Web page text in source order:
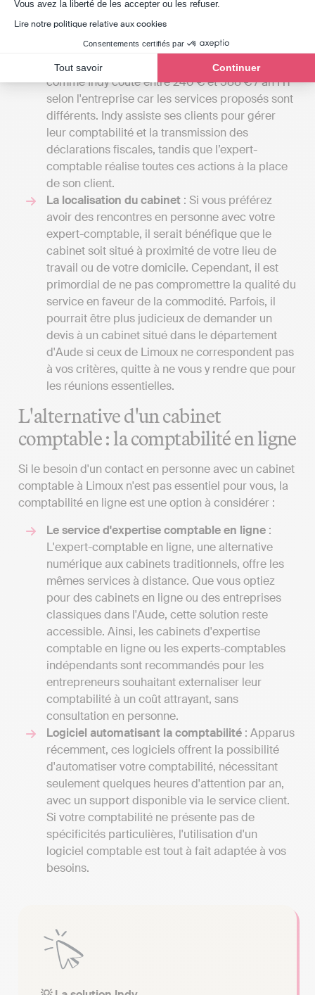
Vous avez la liberté de les accepter ou les refuser.
Lire notre politique relative aux cookies
Consentements certifiés par
Tout savoir Continuer
élaborée, y compris la gestion de la paie ou
l'élaboration de budgets prévisionnels. À
l'inverse, une solution de comptabilité en ligne
comme Indy coûte entre 240 € et 588 € / an HT
selon l'entreprise car les services proposés sont
différents. Indy assiste ses clients pour gérer
leur comptabilité et la transmission des
déclarations fiscales, tandis que l’expert-
comptable réalise toutes ces actions à la place
de son client.
La localisation du cabinet : Si vous préférez
avoir des rencontres en personne avec votre
expert-comptable, il serait bénéfique que le
cabinet soit situé à proximité de votre lieu de
travail ou de votre domicile. Cependant, il est
primordial de ne pas compromettre la qualité du
service en faveur de la commodité. Parfois, il
pourrait être plus judicieux de demander un
devis à un cabinet situé dans le département
d'Aude si ceux de Limoux ne correspondent pas
à vos critères, quitte à ne vous y rendre que pour
les réunions essentielles.
L'alternative d'un cabinet
comptable : la comptabilité en ligne
Si le besoin d'un contact en personne avec un cabinet
comptable à Limoux n'est pas essentiel pour vous, la
comptabilité en ligne est une option à considérer :
Le service d'expertise comptable en ligne :
L'expert-comptable en ligne, une alternative
numérique aux cabinets traditionnels, offre les
mêmes services à distance. Que vous optiez
pour des cabinets en ligne ou des entreprises
classiques dans l'Aude, cette solution reste
accessible. Ainsi, les cabinets d'expertise
comptable en ligne ou les experts-comptables
indépendants sont recommandés pour les
entrepreneurs souhaitant externaliser leur
comptabilité à un coût attrayant, sans
consultation en personne.
Logiciel automatisant la comptabilité : Apparus
récemment, ces logiciels offrent la possibilité
d'automatiser votre comptabilité, nécessitant
seulement quelques heures d'attention par an,
avec un support disponible via le service client.
Si votre comptabilité ne présente pas de
spécificités particulières, l'utilisation d'un
logiciel comptable est tout à fait adaptée à vos
besoins.